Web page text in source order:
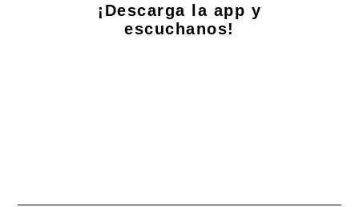
¡Descarga la app y
escuchanos!